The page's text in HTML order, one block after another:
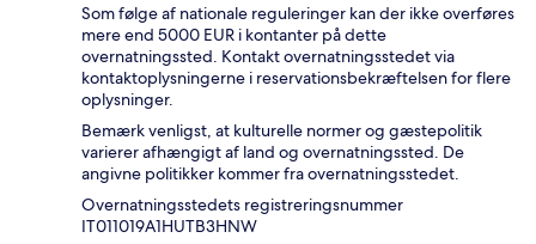
Som følge af nationale reguleringer kan der ikke overføres
mere end 5000 EUR i kontanter på dette
overnatningssted. Kontakt overnatningsstedet via
kontaktoplysningerne i reservationsbekræftelsen for flere
oplysninger.
Bemærk venligst, at kulturelle normer og gæstepolitik
varierer afhængigt af land og overnatningssted. De
angivne politikker kommer fra overnatningsstedet.
Overnatningsstedets registreringsnummer
IT011019A1HUTB3HNW